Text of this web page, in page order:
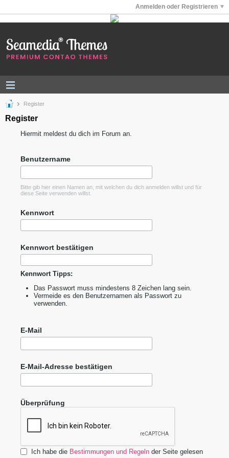
Anmelden oder Registrieren
Register
Register
Hiermit meldest du dich im Forum an.
Benutzername
Bitte gib hier einen Namen an, mit welchen du dich anmelden willst und für
diese Seite verwenden willst.
Kennwort
Kennwort bestätigen
Kennwort Tipps:
Das Passwort muss mindestens 8 Zeichen lang sein.
Vermeide es den Benutzernamen als Passwort zu
verwenden.
E-Mail
E-Mail-Adresse bestätigen
Überprüfung
Ich habe die Bestimmungen und Regeln der Seite gelesen